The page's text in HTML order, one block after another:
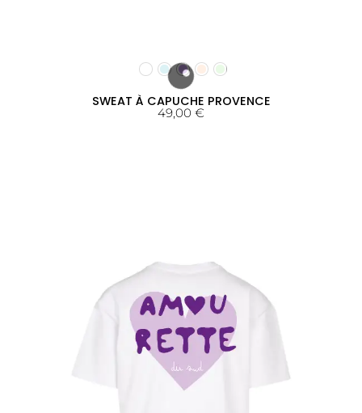
SWEAT À CAPUCHE PROVENCE
49,00 €